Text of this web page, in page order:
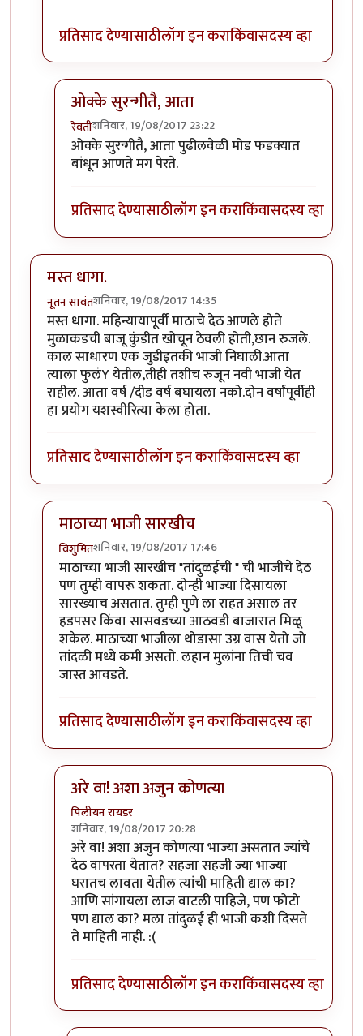
प्रतिसाद देण्यासाठीलॉग इन कराकिंवासदस्य व्हा
ओक्के सुरन्गीतै, आता
रेवतीशनिवार, 19/08/2017 23:22
In reply toकोणतीही बियांपासूनची झाडेbyनूतन सावंत
ओक्के सुरन्गीतै, आता पुढीलवेळी मोड फडक्यात
बांधून आणते मग पेरते.
प्रतिसाद देण्यासाठीलॉग इन कराकिंवासदस्य व्हा
मस्त धागा.
नूतन सावंतशनिवार, 19/08/2017 14:35
मस्त धागा. महिन्यायापूर्वी माठाचे देठ आणले होते
मुळाकडची बाजू कुंडीत खोचून ठेवली होती,छान रुजले.
काल साधारण एक जुडीइतकी भाजी निघाली.आता
त्याला फुलंY येतील,तीही तशीच रुजून नवी भाजी येत
राहील. आता वर्ष /दीड वर्ष बघायला नको.दोन वर्षांपूर्वीही
हा प्रयोग यशस्वीरित्या केला होता.
प्रतिसाद देण्यासाठीलॉग इन कराकिंवासदस्य व्हा
माठाच्या भाजी सारखीच
विशुमितशनिवार, 19/08/2017 17:46
In reply toमस्त धागा.byनूतन सावंत
माठाच्या भाजी सारखीच "तांदुळईची " ची भाजीचे देठ
पण तुम्ही वापरू शकता. दोन्ही भाज्या दिसायला
सारख्याच असतात. तुम्ही पुणे ला राहत असाल तर
हडपसर किंवा सासवडच्या आठवडी बाजारात मिळू
शकेल. माठाच्या भाजीला थोडासा उग्र वास येतो जो
तांदळी मध्ये कमी असतो. लहान मुलांना तिची चव
जास्त आवडते.
प्रतिसाद देण्यासाठीलॉग इन कराकिंवासदस्य व्हा
अरे वा! अशा अजुन कोणत्या
पिलीयन रायडर
शनिवार, 19/08/2017 20:28
In reply toमाठाच्या भाजी सारखीचbyविशुमित
अरे वा! अशा अजुन कोणत्या भाज्या असतात ज्यांचे
देठ वापरता येतात? सहजा सहजी ज्या भाज्या
घरातच लावता येतील त्यांची माहिती द्याल का?
आणि सांगायला लाज वाटली पाहिजे, पण फोटो
पण द्याल का? मला तांदुळई ही भाजी कशी दिसते
ते माहिती नाही. :(
प्रतिसाद देण्यासाठीलॉग इन कराकिंवासदस्य व्हा